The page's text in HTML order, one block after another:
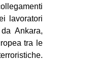
lavoratori
Ankara,
tra le